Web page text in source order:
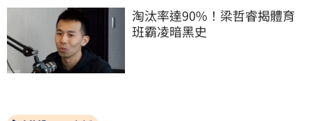
淘汰率達90%！梁哲睿揭體育
班霸凌暗黑史